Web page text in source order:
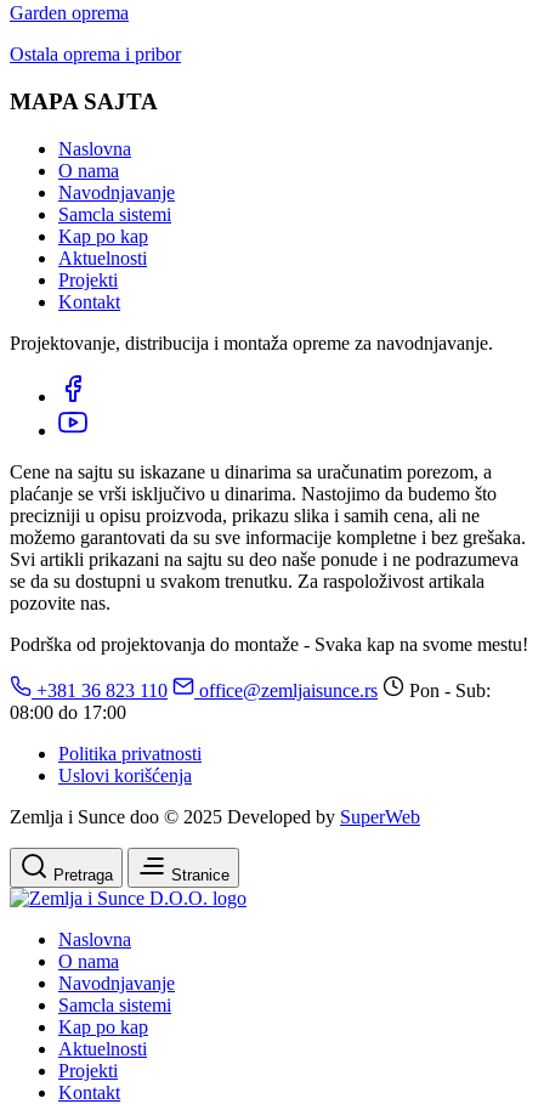
Garden oprema
Ostala oprema i pribor
MAPA SAJTA
Naslovna
O nama
Navodnjavanje
Samcla sistemi
Kap po kap
Aktuelnosti
Projekti
Kontakt
Projektovanje, distribucija i montaža opreme za navodnjavanje.
Cene na sajtu su iskazane u dinarima sa uračunatim porezom, a
plaćanje se vrši isključivo u dinarima. Nastojimo da budemo što
precizniji u opisu proizvoda, prikazu slika i samih cena, ali ne
možemo garantovati da su sve informacije kompletne i bez grešaka.
Svi artikli prikazani na sajtu su deo naše ponude i ne podrazumeva
se da su dostupni u svakom trenutku. Za raspoloživost artikala
pozovite nas.
Podrška od projektovanja do montaže - Svaka kap na svome mestu!
+381 36 823 110 office@zemljaisunce.rs
Pon - Sub:
08:00 do 17:00
Politika privatnosti
Uslovi korišćenja
Zemlja i Sunce doo © 2025 Developed by SuperWeb
Pretraga Stranice
Naslovna
O nama
Navodnjavanje
Samcla sistemi
Kap po kap
Aktuelnosti
Projekti
Kontakt